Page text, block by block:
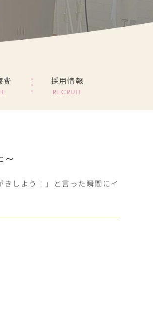
費 採用情報
RECRUIT
〜
しよう！」と言った瞬間にイ